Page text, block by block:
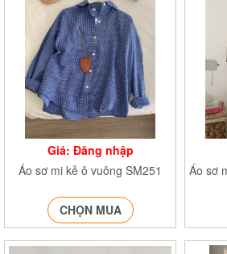
Giá: Đăng nhập
Áo sơ mi kẻ ô vuông SM251
CHỌN MUA